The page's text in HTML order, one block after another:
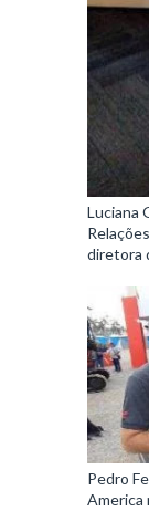
Luciana
diretora
Pedro
America